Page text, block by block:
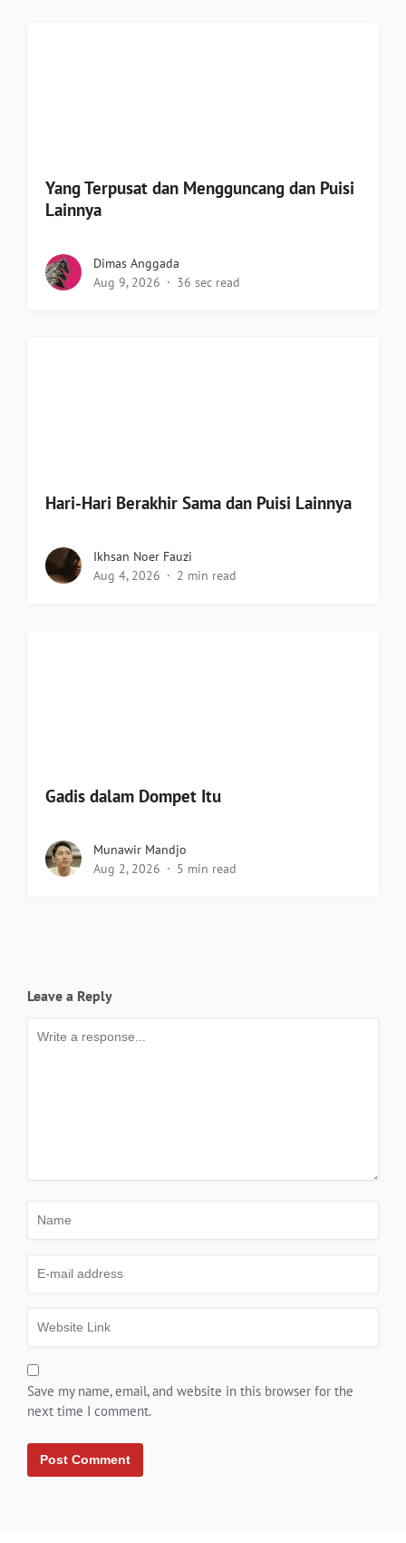
Yang Terpusat dan Mengguncang dan Puisi
Lainnya
Dimas Anggada
Aug 9, 2026
36 sec read
Hari-Hari Berakhir Sama dan Puisi Lainnya
Ikhsan Noer Fauzi
Aug 4, 2026
2 min read
Gadis dalam Dompet Itu
Munawir Mandjo
Aug 2, 2026
5 min read
Leave a Reply
Save my name, email, and website in this browser for the
next time I comment.